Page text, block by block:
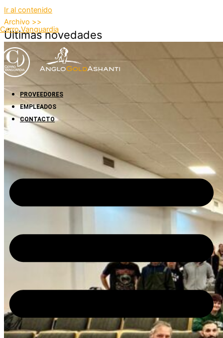
Ir al contenido
Cerro Vanguardia
PROVEEDORES
EMPLEADOS
CONTACTO
Archivo >>
Últimas novedades